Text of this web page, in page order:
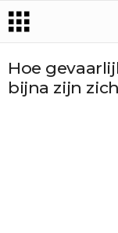
Hoe
bijna zijn